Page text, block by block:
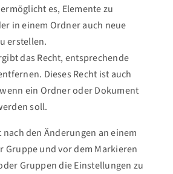
es, Elemente zu
in einem Ordner auch neue
erstellen.
das Recht, entsprechende
Dieses Recht ist auch
ein Ordner oder Dokument
soll.
nach den Änderungen an einem
Gruppe und vor dem Markieren
Gruppen die Einstellungen zu